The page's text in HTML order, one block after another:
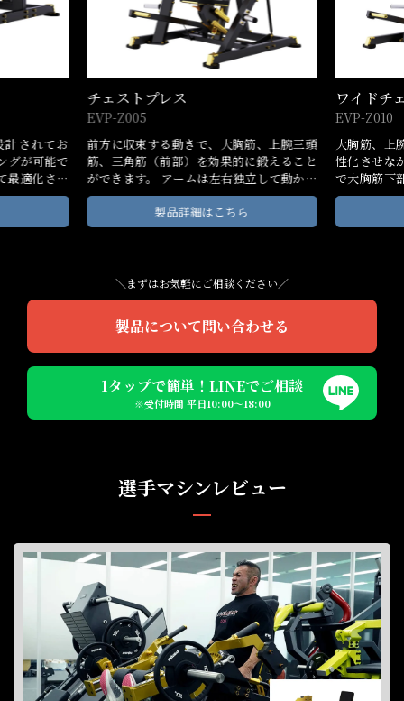
、上腕三頭
鍛えること
して動かす
れたトレー
ワイドチェストプレス
EVP-Z010
大胸筋、上腕三頭筋、三角筋（前部）を活
性化させながら、前方内側に収束する動き
で大胸筋下部を強化します。独自の負荷軌
道により、より快適で効果的なトレーニン
グが可能です。片側・両側の独立したトレ
ーニングが可能なため、バランスの取れた
製品詳細はこちら
インクラ
EVP-Z015
大胸筋（上
的に行うた
学と人間工
快適で効果
き、バラン
＼まずはお気軽にご相談ください／
製品について問い合わせる
1タップで簡単！LINEでご相談
※受付時間 平日10:00〜18:00
選手マシンレビュー